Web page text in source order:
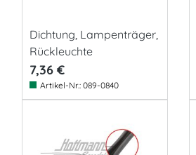
Dichtung, Lampenträger,
Rückleuchte
7,36 €
Artikel-Nr.: 089-0840